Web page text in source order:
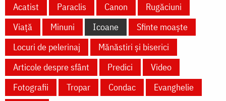
Acatist Paraclis Canon
Rugăciuni
Viață
Minuni Icoane
Sfinte moaște
Locuri de pelerinaj
Mănăstiri și biserici
Articole despre sfânt
Predici
Video
Fotografii
Tropar Condac
Evanghelie